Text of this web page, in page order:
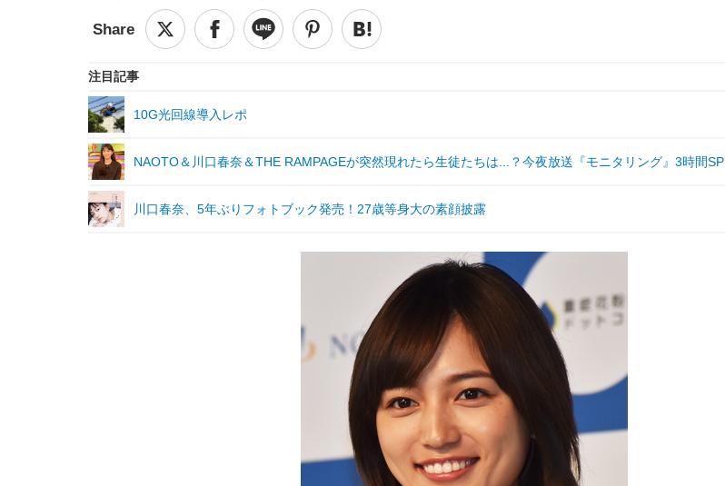
注目記事
10G光回線導入レポ
NAOTO＆川口春奈＆THE RAMPAGEが突然現れたら生徒たちは...？今夜放送『モニタリング』3時間SP
川口春奈、5年ぶりフォトブック発売！27歳等身大の素顔披露